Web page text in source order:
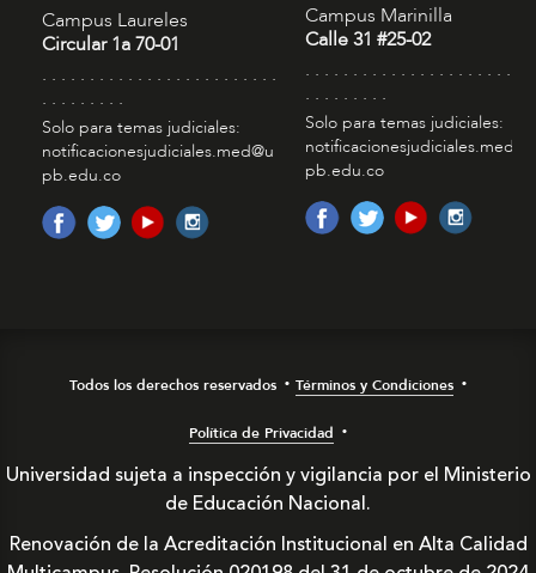
Campus Laureles
Circular 1a 70-01
. . . . . . . . . . . . . . . . . . . . . . . . .
. . . . . . . . .
Solo para temas judiciales:
notificacionesjudiciales.med@u
pb.edu.co
Campus Marinilla
Calle 31 #25-02
. . . . . . . . . . . . . . . . . . . . . . . .
. . . . . . . . .
Solo para temas judiciales:
notificacionesjudiciales.med@u
pb.edu.co
Todos los derechos reservados Términos y Condiciones
Política de Privacidad
Universidad sujeta a inspección y vigilancia por el Ministerio
de Educación Nacional.
Renovación de la Acreditación Institucional en Alta Calidad